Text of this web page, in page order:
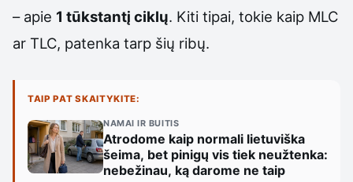
– apie 1 tūkstantį ciklų. Kiti tipai, tokie kaip MLC
ar TLC, patenka tarp šių ribų.
TAIP PAT SKAITYKITE:
NAMAI IR BUITIS
Atrodome kaip normali lietuviška
šeima, bet pinigų vis tiek neužtenka:
nebežinau, ką darome ne taip